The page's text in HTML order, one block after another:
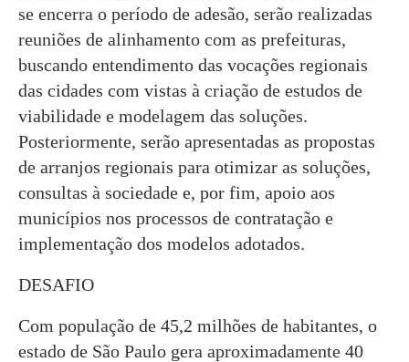
se encerra o período de adesão, serão realizadas
reuniões de alinhamento com as prefeituras,
buscando entendimento das vocações regionais
das cidades com vistas à criação de estudos de
viabilidade e modelagem das soluções.
Posteriormente, serão apresentadas as propostas
de arranjos regionais para otimizar as soluções,
consultas à sociedade e, por fim, apoio aos
municípios nos processos de contratação e
implementação dos modelos adotados.
DESAFIO
Com população de 45,2 milhões de habitantes, o
estado de São Paulo gera aproximadamente 40